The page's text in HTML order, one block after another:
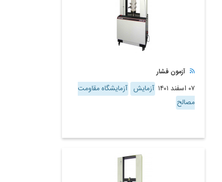
آزمون فشار
۰۷ اسفند ۱۴۰۱ آزمایش آزمایشگاه مقاومت
مصالح